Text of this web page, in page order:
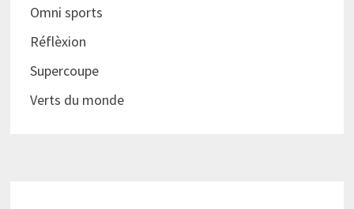
Omni sports
Réflèxion
Supercoupe
Verts du monde